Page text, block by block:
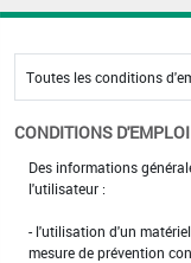
CONDITIONS
Des informations
l'utilisateur :
- l'utilisation d'un
mesure de prévention